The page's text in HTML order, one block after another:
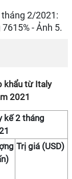
khẩu từ Italy
2021
kế 2 tháng
Trị giá (USD)